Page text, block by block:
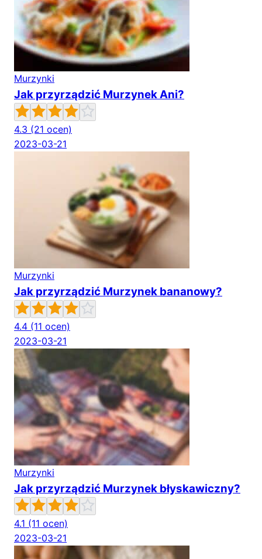
Murzynki
Jak przyrządzić Murzynek Ani?
4.3 (21 ocen)
2023-03-21
Murzynki
Jak przyrządzić Murzynek bananowy?
4.4 (11 ocen)
2023-03-21
Murzynki
Jak przyrządzić Murzynek błyskawiczny?
4.1 (11 ocen)
2023-03-21